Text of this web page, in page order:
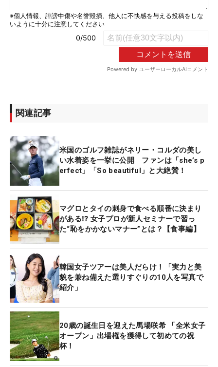
関連記事
米国のゴルフ雑誌がネリー・コルダの美し
い水着姿を一挙に公開 ファンは「she’s p
erfect」「So beautiful」と大絶賛！
マグロとタイの刺身で食べる順番に決まり
がある⁉ 女子プロが新人セミナーで習っ
た“恥をかかないマナー”とは？【食事編】
韓国女子ツアーは美人だらけ！「実力と美
貌を兼ね備えた選りすぐりの10人を写真で
紹介」
20歳の誕生日を迎えた馬場咲希 「全米女子
オープン」出場権を獲得して初めての祝
杯！